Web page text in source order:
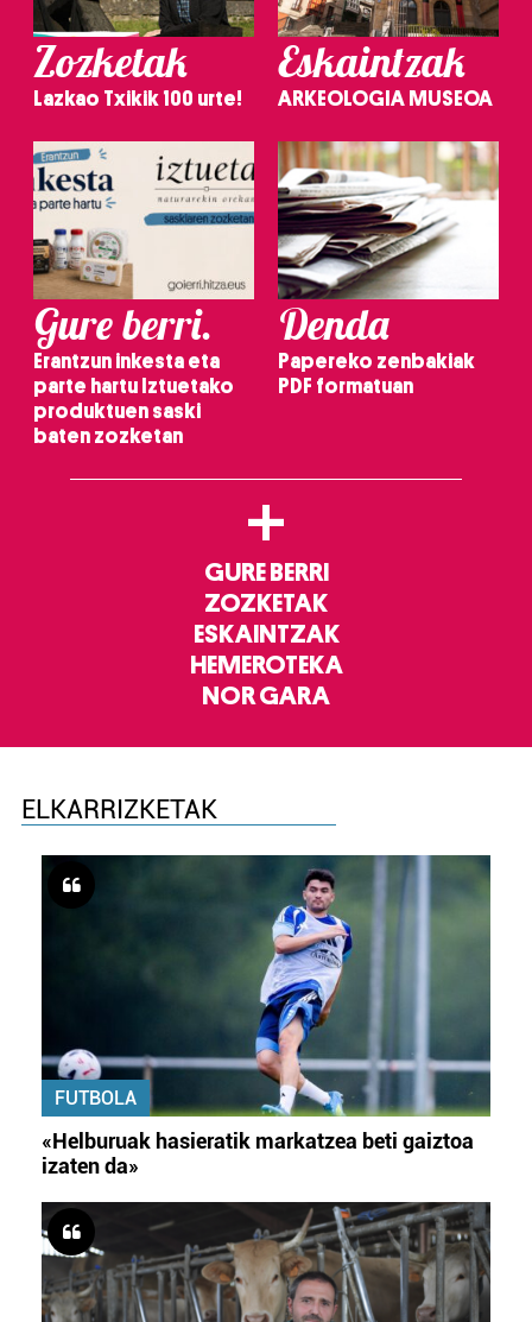
Zozketak
Lazkao Txikik 100 urte!
Eskaintzak
ARKEOLOGIA MUSEOA
Gure berri.
Erantzun inkesta eta
parte hartu Iztuetako
produktuen saski
baten zozketan
Denda
Papereko zenbakiak
PDF formatuan
+
GURE BERRI
ZOZKETAK
ESKAINTZAK
HEMEROTEKA
NOR GARA
ELKARRIZKETAK
FUTBOLA
«Helburuak hasieratik markatzea beti gaiztoa
izaten da»